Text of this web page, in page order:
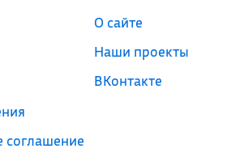
соглашение
О сайте
Наши проекты
ВКонтакте